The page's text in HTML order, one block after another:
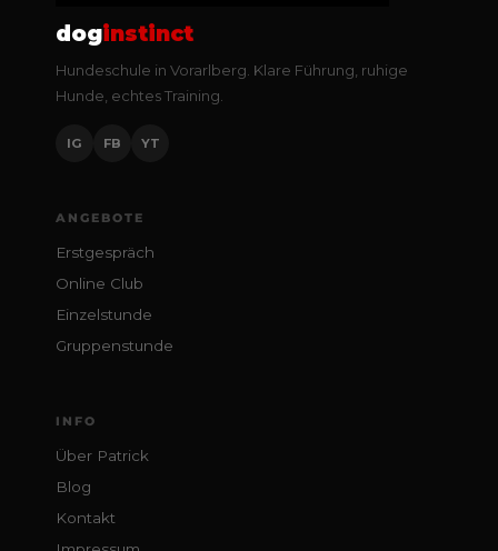
doginstinct
Hundeschule in Vorarlberg. Klare Führung, ruhige
Hunde, echtes Training.
IG FB YT
ANGEBOTE
Erstgespräch
Online Club
Einzelstunde
Gruppenstunde
INFO
Über Patrick
Blog
Kontakt